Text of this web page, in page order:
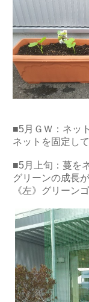
■5月ＧＷ：ネッ
ネットを固定し
■5月上旬：蔓を
グリーンの成長
《左》グリー